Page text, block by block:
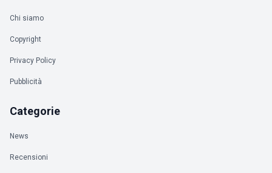
Chi siamo
Copyright
Privacy Policy
Pubblicità
Categorie
News
Recensioni